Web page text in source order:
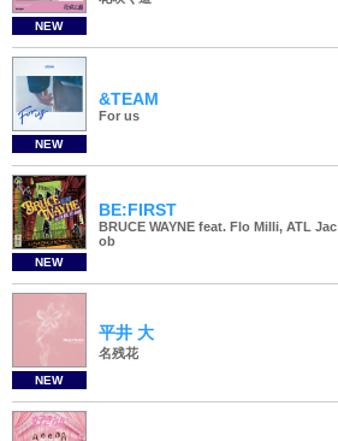
NEW
NEW
&TEAM
For us
NEW
BE:FIRST
BRUCE WAYNE feat. Flo Milli, ATL Jac
ob
NEW
平井 大
名残花